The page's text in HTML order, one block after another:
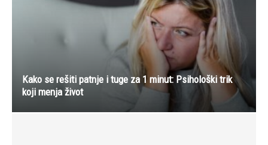
Kako se rešiti patnje i tuge za 1 minut: Psihološki trik
koji menja život